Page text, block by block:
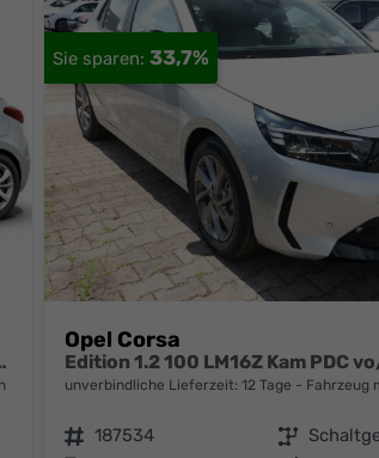
vo/hi AppC Totw
33,7%
Opel Corsa
unverbindliche Lieferzeit: 12 Tage Fahrzeug
Fahrzeugnr. 187534 Getriebe